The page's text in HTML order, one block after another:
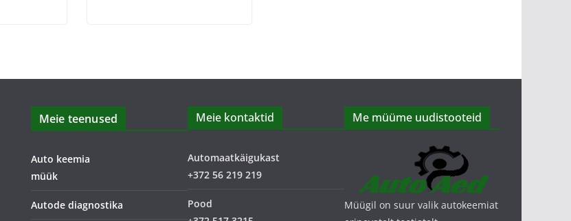
Meie teenused
Auto keemia
müük
Autode diagnostika
Meie kontaktid
Automaatkäigukast
+372 56 219 219
Pood
Me müüme uudistooteid
Müügil on suur valik autokeemiat